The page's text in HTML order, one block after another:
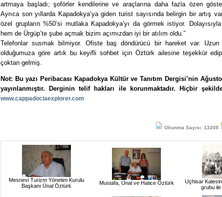
artmaya başladı; şoförler kendilerine ve araçlarına daha fazla özen
Ayrıca son yıllarda Kapadokya’ya giden turist sayısında belirgin bir artış
özel grupların %50’si mutlaka Kapadokya’yı da görmek istiyor.
hem de Ürgüp’te şube açmak bizim açımızdan iyi bir atılım oldu.”
Telefonlar susmak bilmiyor. Ofiste baş döndürücü bir hareket var. Uzun
olduğumuza göre artık bu keyifli sohbet için Öztürk ailesine teşekkür edip
çoktan gelmiş.
Not: Bu yazı Peribacası Kapadokya Kültür ve Tanıtım Dergisi’nin
yayınlanmıştır. Derginin telif hakları ile korunmaktadır. Hiçbir
www.cappadociaexplorer.com
Okunma Sayısı: 13208
Mesnevi Turizm Yönetim Kurulu
Başkanı Ünal Öztürk
Mustafa, Ünal ve Hatice Öztürk
Uçhisar
grubu